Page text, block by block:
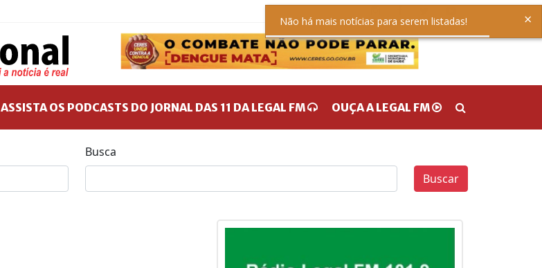
ASSISTA OS PODCASTS DO JORNAL DAS 11 DA LEGAL FM OUÇA A LEGAL FM
Busca
Buscar
Não há mais notícias para serem listadas! ×